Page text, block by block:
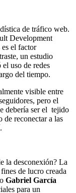
de tráfico web.
Development
es el factor
un estudio
uso de redes
del tiempo.
visible entre
pero el
debería ser el tejido
de reconectar a las
la desconexión? La
de lucro creada
Gabriel García
para un